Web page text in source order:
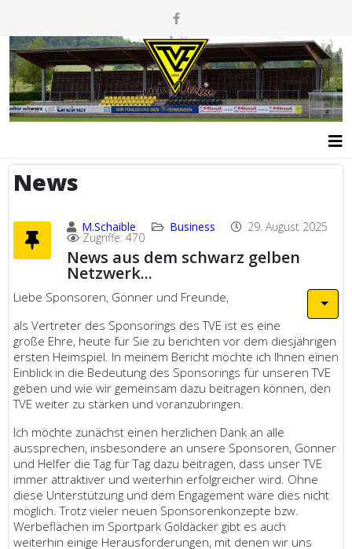
News
M.Schaible Business 29. August 2025
Zugriffe: 470
News aus dem schwarz gelben
Netzwerk...
Liebe Sponsoren, Gönner und Freunde,
als Vertreter des Sponsorings des TVE ist es eine
große Ehre, heute für Sie zu berichten vor dem diesjährigen
ersten Heimspiel. In meinem Bericht möchte ich Ihnen einen
Einblick in die Bedeutung des Sponsorings für unseren TVE
geben und wie wir gemeinsam dazu beitragen können, den
TVE weiter zu stärken und voranzubringen.
Ich möchte zunächst einen herzlichen Dank an alle
aussprechen, insbesondere an unsere Sponsoren, Gönner
und Helfer die Tag für Tag dazu beitragen, dass unser TVE
immer attraktiver und weiterhin erfolgreicher wird. Ohne
diese Unterstützung und dem Engagement wäre dies nicht
möglich. Trotz vieler neuen Sponsorenkonzepte bzw.
Werbeflächen im Sportpark Goldäcker gibt es auch
weiterhin einige Herausforderungen, mit denen wir uns